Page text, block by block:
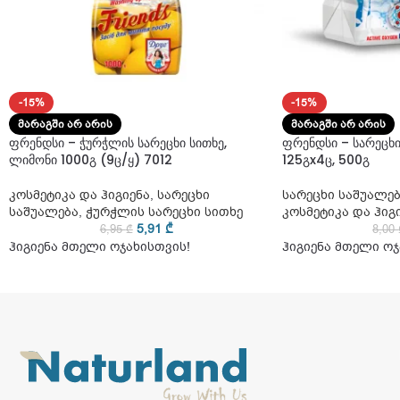
-15%
ᲛᲐᲠᲐᲒᲨᲘ ᲐᲠ ᲐᲠᲘᲡ
ფრენდსი – ჭურჭლის სარეცხი სითხე,
ლიმონი 1000გ (9ც/ყ) 7012
კოსმეტიკა და ჰიგიენა, სარეცხი
საშუალება, ჭურჭლის სარეცხი სითხე
6,95₾ 5,91 ₾
ჰიგიენა მთელი ოჯახისთვის!
-15%
ᲛᲐᲠᲐᲒᲨᲘ ᲐᲠ ᲐᲠᲘᲡ
ფრენდსი –
125გx4ც, 500გ
სარეცხი
კოსმეტიკა და
8,00
ჰიგიენა მთელი